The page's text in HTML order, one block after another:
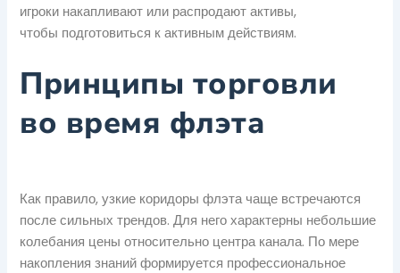
игроки накапливают или распродают активы,
чтобы подготовиться к активным действиям.
Принципы торговли
во время флэта
Как правило, узкие коридоры флэта чаще встречаются
после сильных трендов. Для него характерны небольшие
колебания цены относительно центра канала. По мере
накопления знаний формируется профессиональное